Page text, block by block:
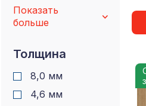
Показать
больше
Толщина
8,0 мм
4,6 мм